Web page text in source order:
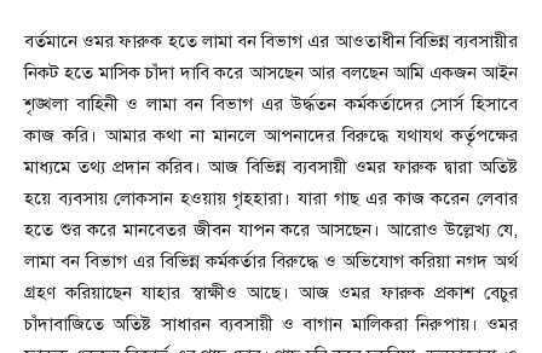
বর্তমানে ওমর ফারুক হতে লামা বন বিভাগ এর আওতাধীন বিভিন্ন ব্যবসায়ীর
নিকট হতে মাসিক চাঁদা দাবি করে আসছেন আর বলছেন আমি একজন আইন
শৃঙ্খলা বাহিনী ও লামা বন বিভাগ এর উর্দ্ধতন কর্মকর্তাদের সোর্স হিসাবে
কাজ করি। আমার কথা না মানলে আপনাদের বিরুদ্ধে যথাযথ কর্তৃপক্ষের
মাধ্যমে তথ্য প্রদান করিব। আজ বিভিন্ন ব্যবসায়ী ওমর ফারুক দ্বারা অতিষ্ট
হয়ে ব্যবসায় লোকসান হওয়ায় গৃহহারা। যারা গাছ এর কাজ করেন লেবার
হতে শুর করে মানবেতর জীবন যাপন করে আসছেন। আরোও উল্লেখ্য যে,
লামা বন বিভাগ এর বিভিন্ন কর্মকর্তার বিরুদ্ধে ও অভিযোগ করিয়া নগদ অর্থ
গ্রহণ করিয়াছেন যাহার স্বাক্ষীও আছে। আজ ওমর ফারুক প্রকাশ বেচুর
চাঁদাবাজিতে অতিষ্ট সাধারন ব্যবসায়ী ও বাগান মালিকরা নিরুপায়। ওমর